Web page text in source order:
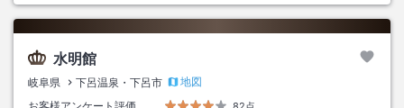
水明館
岐阜県 下呂温泉・下呂市
地図